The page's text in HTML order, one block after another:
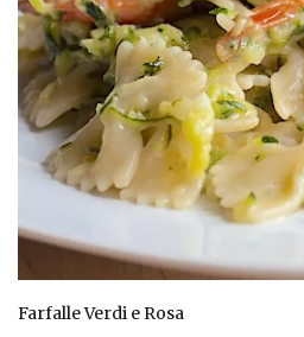
Farfalle Verdi e Rosa